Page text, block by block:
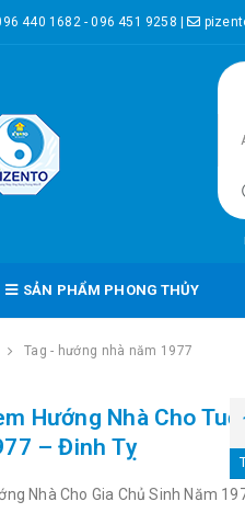
440 1682 - 096 451 9258 |
SẢN PHẨM PHONG THỦY
Tag - hướng nhà năm 1977
Hướng Nhà Cho
– Đinh Tỵ
Nhà Cho Gia Chủ Sinh Năm